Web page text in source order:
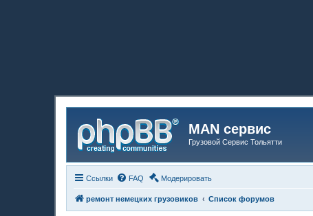
MAN сервис
Грузовой Сервис Тольятти
Ссылки FAQ Модерировать
ремонт немецких грузовиков Список форумов